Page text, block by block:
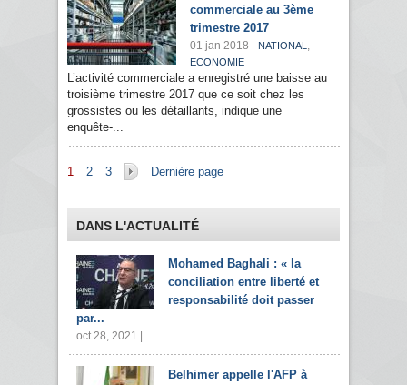
commerciale au 3ème
trimestre 2017
01 jan 2018 NATIONAL ,
ECONOMIE
L’activité commerciale a enregistré une baisse au
troisième trimestre 2017 que ce soit chez les
grossistes ou les détaillants, indique une
enquête-...
Pages
1 2 3 Dernière page
DANS L'ACTUALITÉ
Mohamed Baghali : « la
conciliation entre liberté et
responsabilité doit passer
par...
oct 28, 2021 |
Belhimer appelle l'AFP à